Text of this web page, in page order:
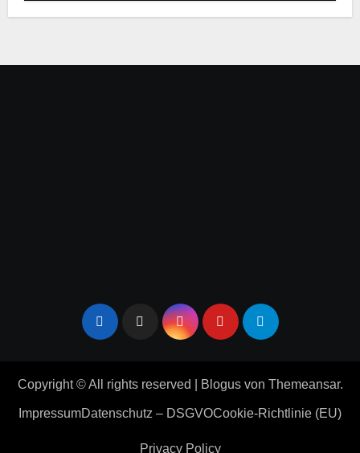
Copyright © All rights reserved Blogusvon Themeansar.
ImpressumDatenschutz – DSGVOCookie-Richtlinie (EU)
Privacy Policy